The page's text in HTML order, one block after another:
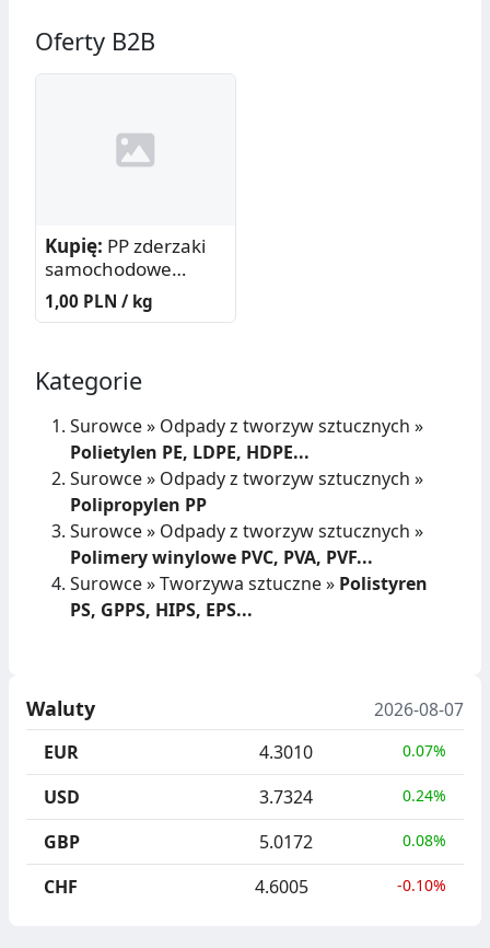
Oferty B2B
Kupię: PP zderzaki
samochodowe
belowane
1,00 PLN / kg
Kategorie
Surowce» Odpady z tworzyw sztucznych »
Polietylen PE, LDPE, HDPE...
Surowce» Odpady z tworzyw sztucznych »
Polipropylen PP
Surowce» Odpady z tworzyw sztucznych »
Polimery winylowe PVC, PVA, PVF...
Surowce»Tworzywa sztuczne» Polistyren
PS, GPPS, HIPS, EPS...
Waluty
2026-08-07
EUR
4.3010 0.07%
USD 3.7324 0.24%
GBP 5.0172 0.08%
CHF 4.6005 -0.10%